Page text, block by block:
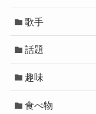
歌手
話題
趣味
食べ物